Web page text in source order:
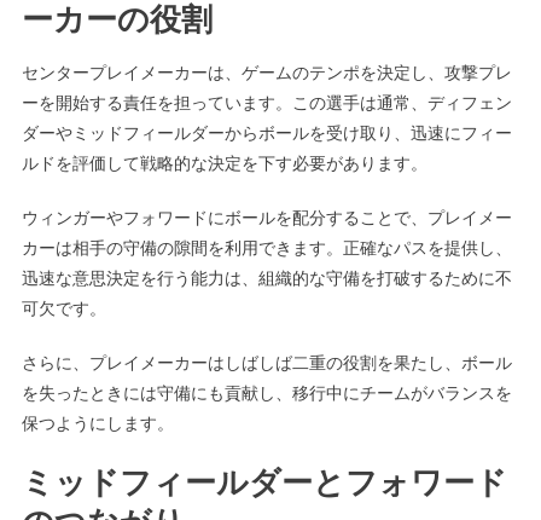
ーカーの役割
センタープレイメーカーは、ゲームのテンポを決定し、攻撃プレ
ーを開始する責任を担っています。この選手は通常、ディフェン
ダーやミッドフィールダーからボールを受け取り、迅速にフィー
ルドを評価して戦略的な決定を下す必要があります。
ウィンガーやフォワードにボールを配分することで、プレイメー
カーは相手の守備の隙間を利用できます。正確なパスを提供し、
迅速な意思決定を行う能力は、組織的な守備を打破するために不
可欠です。
さらに、プレイメーカーはしばしば二重の役割を果たし、ボール
を失ったときには守備にも貢献し、移行中にチームがバランスを
保つようにします。
ミッドフィールダーとフォワード